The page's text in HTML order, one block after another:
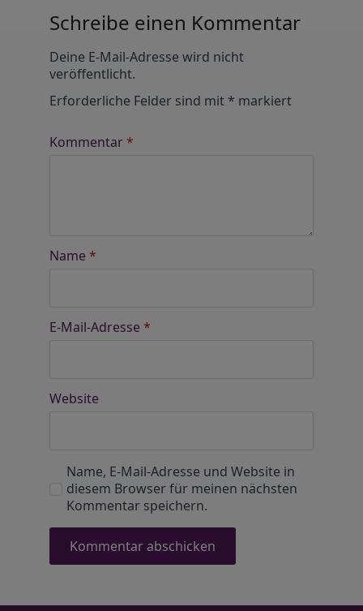
Schreibe einen Kommentar
Deine E-Mail-Adresse wird nicht
veröffentlicht.
Erforderliche Felder sind mit* markiert
Kommentar*
Name *
E-Mail-Adresse *
Website
Name, E-Mail-Adresse und Website in
diesem Browser für meinen nächsten
Kommentar speichern.